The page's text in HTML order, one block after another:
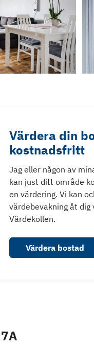
Värdera din
kostnadsfritt
Jag eller någon av
kan just ditt område
en värdering. Vi kan
värdebevakning åt dig
Värdekollen.
Värdera bostad